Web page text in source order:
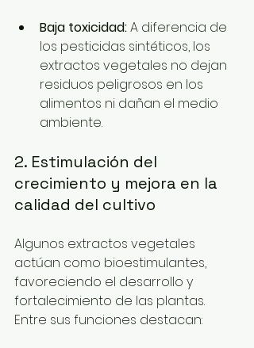
Baja toxicidad: A diferencia de
los pesticidas sintéticos, los
extractos vegetales no dejan
residuos peligrosos en los
alimentos ni dañan el medio
ambiente.
2. Estimulación del
crecimiento y mejora en la
calidad del cultivo
Algunos extractos vegetales
actúan como bioestimulantes,
favoreciendo el desarrollo y
fortalecimiento de las plantas.
Entre sus funciones destacan: